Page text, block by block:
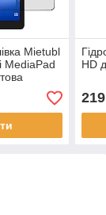
Mietubl
MediaPad
HD
219